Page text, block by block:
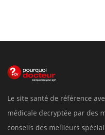
Le site santé de référence
médicale decryptée par des
conseils des meilleurs